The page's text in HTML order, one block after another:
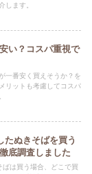
します。
い？コスパ重視で
一番安く買えそうか？を
リットも考慮してコスパ
たぬきそばを買う
底調査しました
は買う場合、どこで買